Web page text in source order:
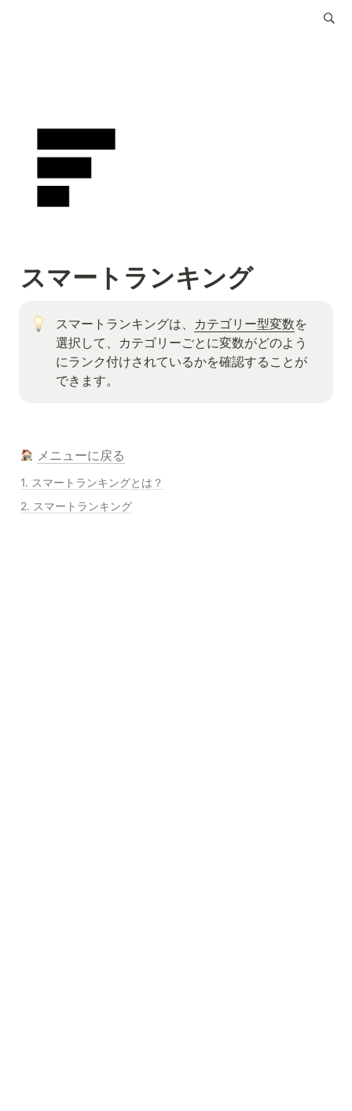
スマートランキング
スマートランキングは、 カテゴリー型変数を
選択して、カテゴリーごとに変数がどのよう
にランク付けされているかを確認することが
できます。
メニューに戻る
1. スマートランキングとは？
2. スマートランキング